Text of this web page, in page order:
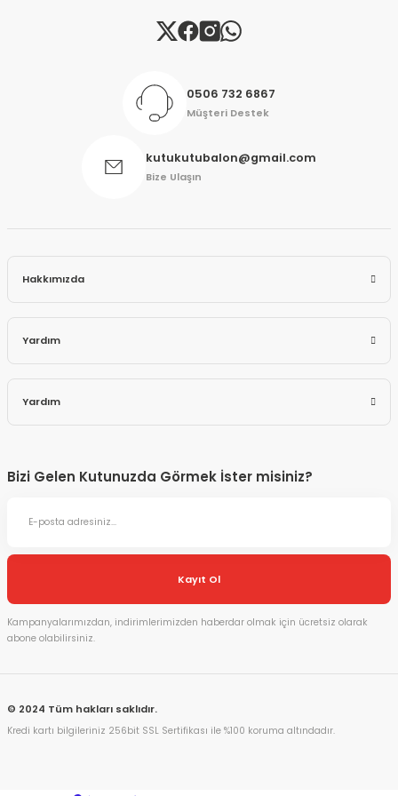
Gönder
0506 732 6867
Müşteri Destek
kutukutubalon@gmail.com
Bize Ulaşın
Hakkımızda
Yardım
Yardım
Bizi Gelen Kutunuzda Görmek İster misiniz?
Kayıt Ol
Kampanyalarımızdan, indirimlerimizden haberdar olmak için ücretsiz olarak
abone olabilirsiniz.
© 2024 Tüm hakları saklıdır.
Kredi kartı bilgileriniz 256bit SSL Sertifikası ile %100 koruma altındadır.